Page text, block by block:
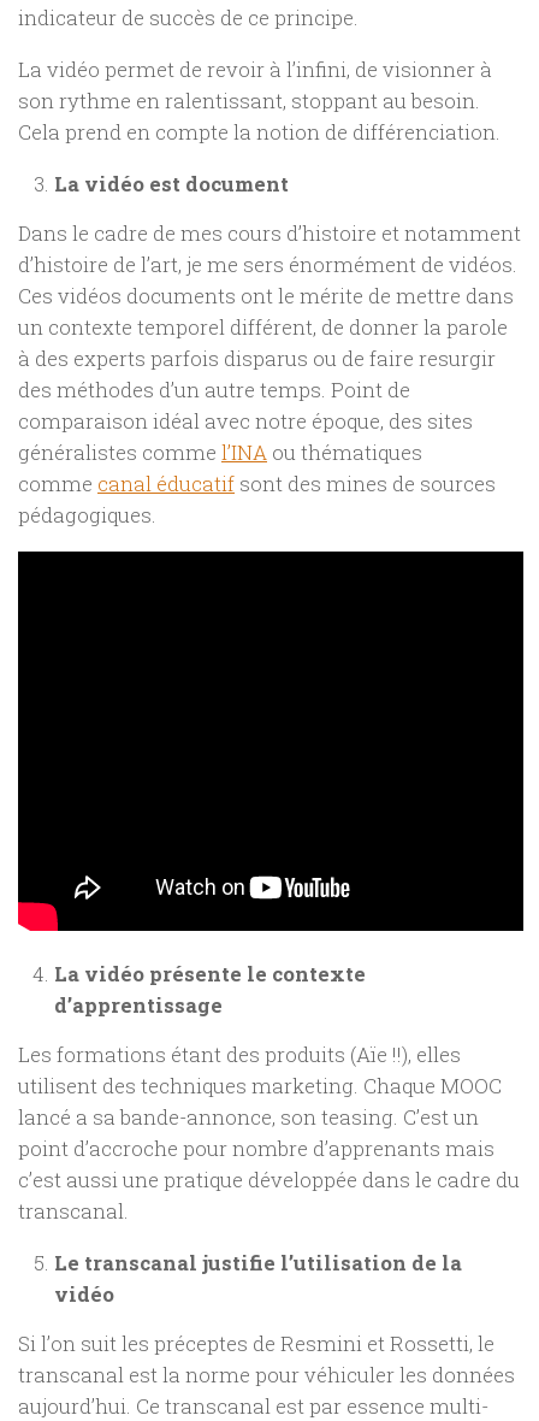
indicateur de succès de ce principe.
La vidéo permet de revoir à l’infini, de visionner à
son rythme en ralentissant, stoppant au besoin.
Cela prend en compte la notion de différenciation.
La vidéo est document
Dans le cadre de mes cours d’histoire et notamment
d’histoire de l’art, je me sers énormément de vidéos.
Ces vidéos documents ont le mérite de mettre dans
un contexte temporel différent, de donner la parole
à des experts parfois disparus ou de faire resurgir
des méthodes d’un autre temps. Point de
comparaison idéal avec notre époque, des sites
généralistes comme l’INA ou thématiques
comme canal éducatif sont des mines de sources
pédagogiques.
La vidéo présente le contexte
d’apprentissage
Les formations étant des produits (Aïe !!), elles
utilisent des techniques marketing. Chaque MOOC
lancé a sa bande-annonce, son teasing. C’est un
point d’accroche pour nombre d’apprenants mais
c’est aussi une pratique développée dans le cadre du
transcanal.
Le transcanal justifie l’utilisation de la
vidéo
Si l’on suit les préceptes de Resmini et Rossetti, le
transcanal est la norme pour véhiculer les données
aujourd’hui. Ce transcanal est par essence multi-